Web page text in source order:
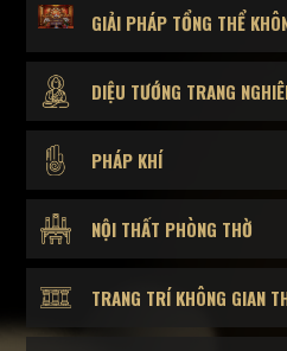
GIẢI PHÁP TỔNG THỂ
DIỆU TƯỚNG TRANG
PHÁP KHÍ
NỘI THẤT PHÒNG THỜ
TRANG TRÍ KHÔNG GIAN